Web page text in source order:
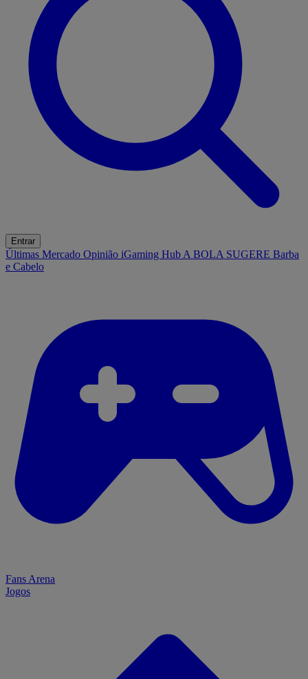
Entrar
Últimas Mercado Opinião iGaming Hub A BOLA SUGERE Barba
e Cabelo
Fans Arena
Jogos